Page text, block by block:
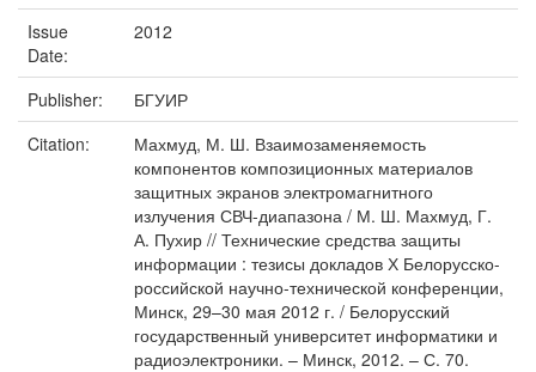
Issue
Date:
2012
Publisher:
БГУИР
Citation:
Махмуд, М. Ш. Взаимозаменяемость
компонентов композиционных материалов
защитных экранов электромагнитного
излучения СВЧ-диапазона / М. Ш. Махмуд, Г.
А. Пухир // Технические средства защиты
информации : тезисы докладов Х Белорусско-
российской научно-технической конференции,
Минск, 29–30 мая 2012 г. / Белорусский
государственный университет информатики и
радиоэлектроники. – Минск, 2012. – С. 70.